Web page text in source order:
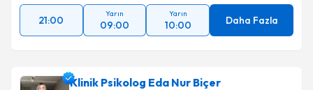
21:00
Yarın
09:00
Yarın
10:00 Daha Fazla
Klinik Psikolog Eda Nur Biçer